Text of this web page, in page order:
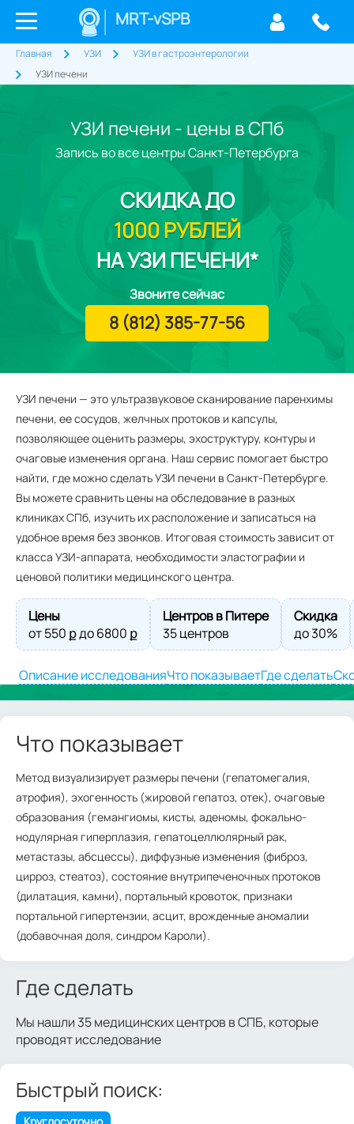
MRT-vSPB
Главная УЗИ
УЗИ в гастроэнтерологии
УЗИ печени
УЗИ печени - цены в СПб
УЗИ печени — это ультразвуковое сканирование паренхимы
печени, ее сосудов, желчных протоков и капсулы,
позволяющее оценить размеры, эхоструктуру, контуры и
очаговые изменения органа. Наш сервис помогает быстро
найти, где можно сделать УЗИ печени в Санкт-Петербурге.
Вы можете сравнить цены на обследование в разных
клиниках СПб, изучить их расположение и записаться на
удобное время без звонков. Итоговая стоимость зависит от
класса УЗИ-аппарата, необходимости эластографии и
ценовой политики медицинского центра.
Цены
от550 ք до6800 ք
Центров в Питере
35 центров
Скидка
до 30%
Описание исследованияЧто показываетГде сделать
Запись во все центры Санкт-Петербурга
СКИДКАДО
1000 РУБЛЕЙ
НА УЗИ ПЕЧЕНИ*
Звоните сейчас
8 (812) 385-77-56
Что показывает
Метод визуализирует размеры печени (гепатомегалия,
атрофия), эхогенность (жировой гепатоз, отек), очаговые
образования (гемангиомы, кисты, аденомы, фокально-
нодулярная гиперплазия, гепатоцеллюлярный рак,
метастазы, абсцессы), диффузные изменения (фиброз,
цирроз, стеатоз), состояние внутрипеченочных протоков
(дилатация, камни), портальный кровоток, признаки
портальной гипертензии, асцит, врожденные аномалии
(добавочная доля, синдром Кароли).
Где сделать
Мы нашли 35 медицинских центров в СПБ, которые
проводят исследование
Быстрый поиск: